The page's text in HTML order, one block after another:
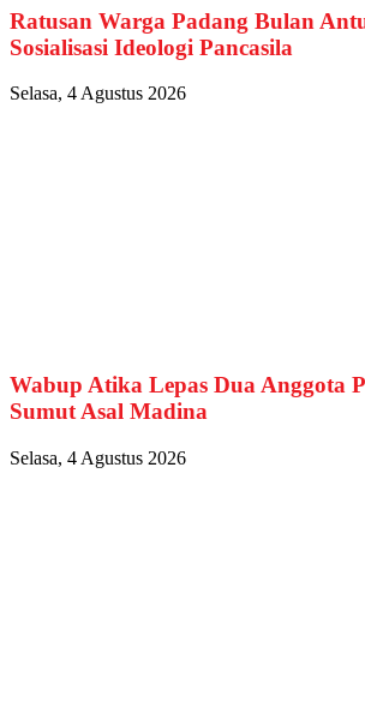
Ratusan Warga Padang Bulan
Sosialisasi Ideologi Pancasila
Selasa, 4 Agustus 2026
Wabup Atika Lepas Dua Anggota
Sumut Asal Madina
Selasa, 4 Agustus 2026